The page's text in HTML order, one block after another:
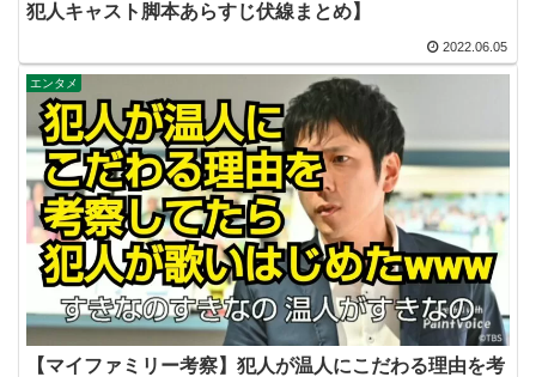
犯人キャスト脚本あらすじ伏線まとめ】
2022.06.05
エンタメ
【マイファミリー考察】犯人が温人にこだわる理由を考